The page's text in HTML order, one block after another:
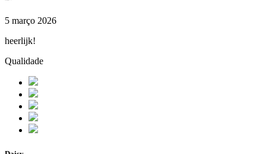
5 março 2026
heerlijk!
Qualidade